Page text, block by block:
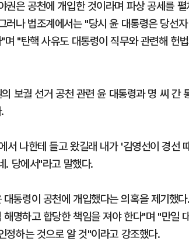
은 공천에 개입한 것이라며 파상 공세를 펼
러나 법조계에서는 "당시 윤 대통령은 당선
"탄핵 사유도 대통령이 직무와 관련해 헌
보궐 선거 공천 관련 윤 대통령과 명 씨 간
나한테 들고 왔길래 내가 '김영선이 경선
. 당에서"라고 말했다.
통령이 공천에 개입했다는 의혹을 제기했
명하고 합당한 책임을 져야 한다"며 "만일
정하는 것으로 알 것"이라고 강조했다.